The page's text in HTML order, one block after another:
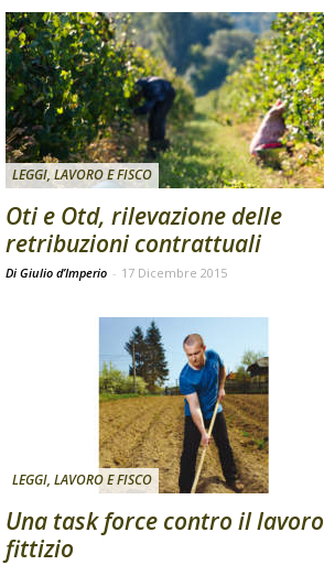
LEGGI, LAVORO E FISCO
Oti e Otd, rilevazione delle
retribuzioni contrattuali
Di Giulio d’Imperio - 17 Dicembre 2015
LEGGI, LAVORO E FISCO
Una task force contro il lavoro
fittizio